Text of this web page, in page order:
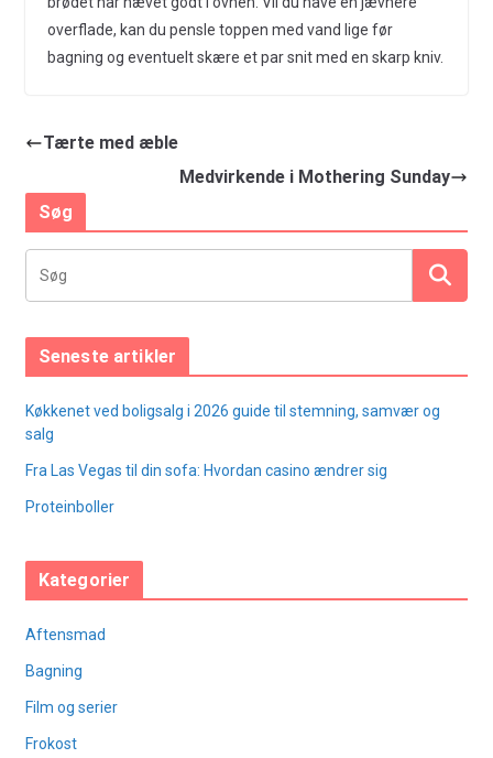
overflade, kan du pensle toppen med vand lige før
bagning og eventuelt skære et par snit med en skarp kniv.
Tærte med æble
Medvirkende i Mothering Sunday
Søg
Seneste artikler
Køkkenet ved boligsalg i 2026 guide til stemning, samvær og
salg
Fra Las Vegas til din sofa: Hvordan casino ændrer sig
Proteinboller
Kategorier
Aftensmad
Bagning
Film og serier
Frokost